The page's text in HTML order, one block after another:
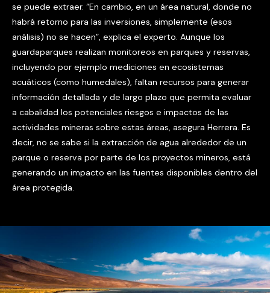
se puede extraer. “En cambio, en un área natural, donde no
habrá retorno para las inversiones, simplemente (esos
análisis) no se hacen”, explica el experto. Aunque los
guardaparques realizan monitoreos en parques y reservas,
incluyendo por ejemplo mediciones en ecosistemas
acuáticos (como humedales), faltan recursos para generar
información detallada y de largo plazo que permita evaluar
a cabalidad los potenciales riesgos e impactos de las
actividades mineras sobre estas áreas, asegura Herrera. Es
decir, no se sabe si la extracción de agua alrededor de un
parque o reserva por parte de los proyectos mineros, está
generando un impacto en las fuentes disponibles dentro del
área protegida.